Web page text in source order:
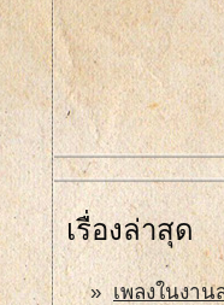
เรื่องล่าสุด
เพลงในงา